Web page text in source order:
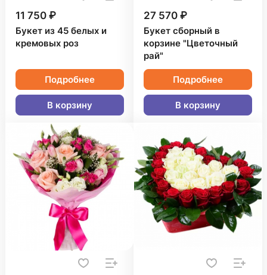
11 750 ₽
Букет из 45 белых и
кремовых роз
Подробнее
В корзину
27 570 ₽
Букет сборный в
корзине "Цветочный
рай"
Подробнее
В корзину